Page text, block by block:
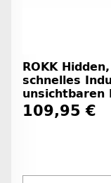
ROKK
schnelles
unsichtbaren
109,95 €